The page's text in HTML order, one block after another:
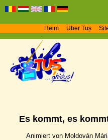
Heim Über Tuș
Es kommt, es
Animiert von Moldován